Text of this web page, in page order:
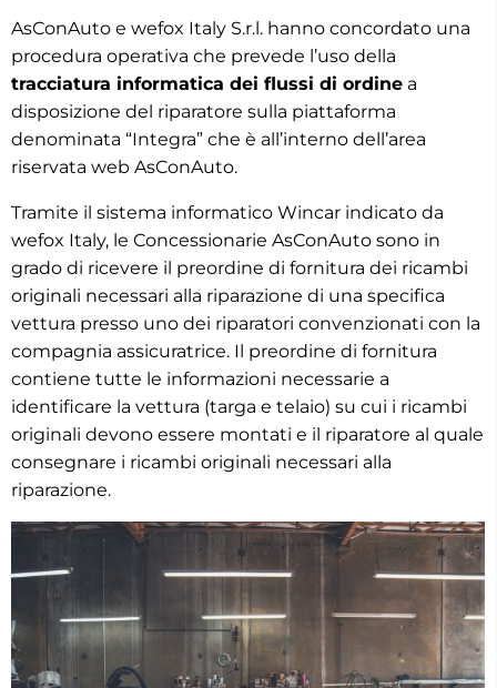
AsConAuto e wefox Italy S.r.l. hanno concordato una
procedura operativa che prevede l’uso della
tracciatura informatica dei flussi di ordine a
disposizione del riparatore sulla piattaforma
denominata “Integra” che è all’interno dell’area
riservata web AsConAuto.
Tramite il sistema informatico Wincar indicato da
wefox Italy, le Concessionarie AsConAuto sono in
grado di ricevere il preordine di fornitura dei ricambi
originali necessari alla riparazione di una specifica
vettura presso uno dei riparatori convenzionati con la
compagnia assicuratrice. Il preordine di fornitura
contiene tutte le informazioni necessarie a
identificare la vettura (targa e telaio) su cui i ricambi
originali devono essere montati e il riparatore al quale
consegnare i ricambi originali necessari alla
riparazione.